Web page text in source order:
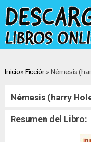
Inicio Ficción Némesis
Némesis (harry
Resumen del Libro: